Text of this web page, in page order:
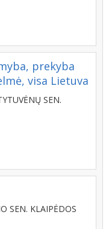
prekyba
visa Lietuva
SEN.
SEN. KLAIPĖDOS